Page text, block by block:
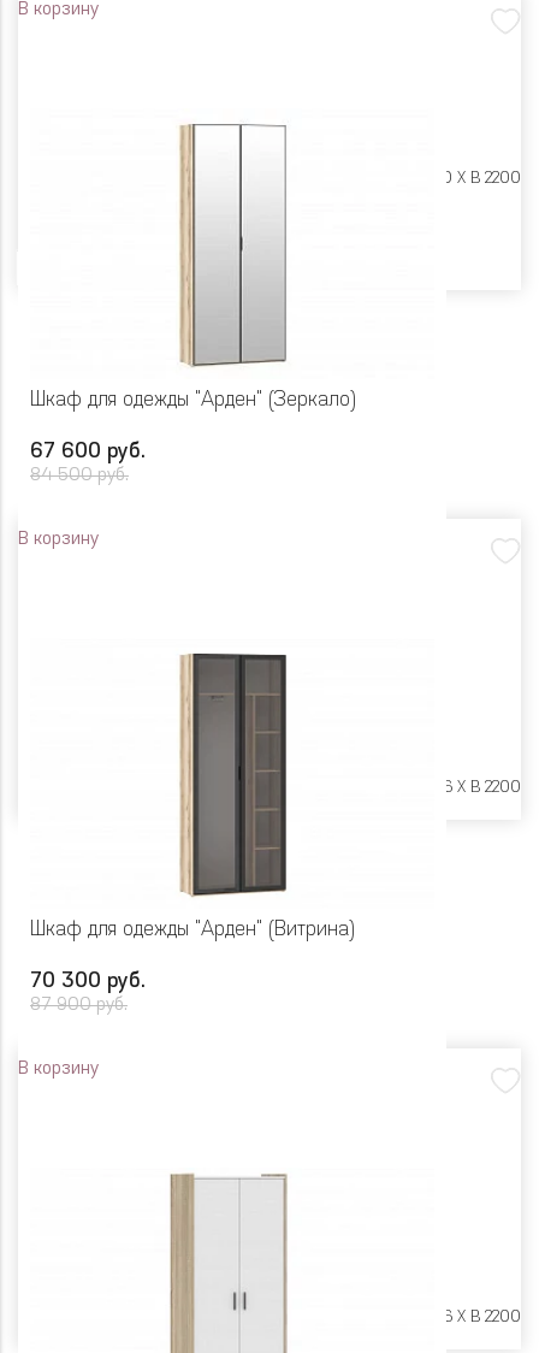
В корзину
Ш 900 X Г 400 X В 2200
Шкаф для одежды "Арден" (Зеркало)
67 600 руб.
84 500 руб.
В корзину
Ш 900 X Г 406 X В 2200
Шкаф для одежды "Арден" (Витрина)
70 300 руб.
87 900 руб.
В корзину
Ш 900 X Г 406 X В 2200